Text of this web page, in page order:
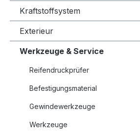
Kraftstoffsystem
Exterieur
Werkzeuge & Service
Reifendruckprüfer
Befestigungsmaterial
Gewindewerkzeuge
Werkzeuge